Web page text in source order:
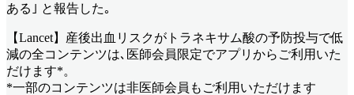
ある｣ と報告した｡
【Lancet】産後出血リスクがトラネキサム酸の予防投与で低
減の全コンテンツは､医師会員限定でアプリからご利用いた
だけます*。
*一部のコンテンツは非医師会員もご利用いただけます